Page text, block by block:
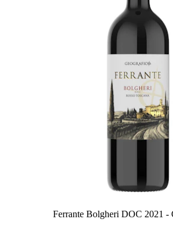
Ferrante Bolgheri DOC 2021 -